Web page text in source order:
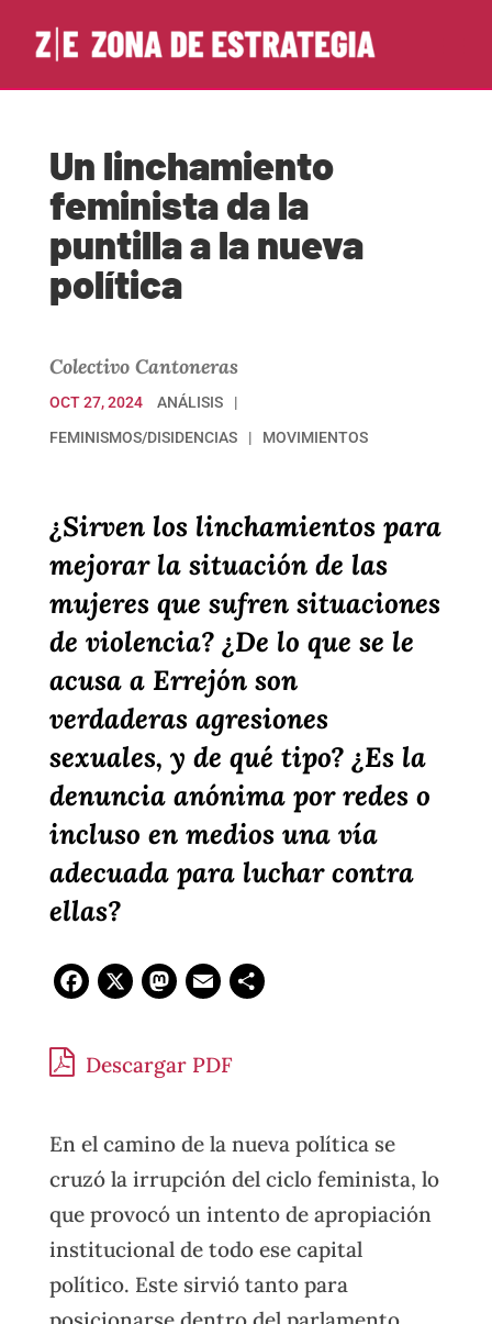
Un linchamiento
feminista da la
puntilla a la nueva
política
Colectivo Cantoneras
OCT 27, 2024
ANÁLISIS
FEMINISMOS/DISIDENCIAS
MOVIMIENTOS
¿Sirven los linchamientos para
mejorar la situación de las
mujeres que sufren situaciones
de violencia? ¿De lo que se le
acusa a Errejón son
verdaderas agresiones
sexuales, y de qué tipo? ¿Es la
denuncia anónima por redes o
incluso en medios una vía
adecuada para luchar contra
ellas?
Facebook
X Mastodon
Email
Descargar PDF
En el camino de la nueva política se
cruzó la irrupción del ciclo feminista, lo
que provocó un intento de apropiación
institucional de todo ese capital
político. Este sirvió tanto para